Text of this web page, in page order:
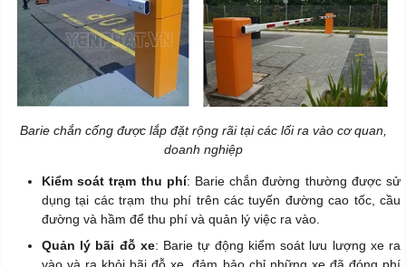
Barie chắn cổng được lắp đặt rộng rãi tại các lối ra vào cơ quan,
doanh nghiệp
Kiểm soát trạm thu phí: Barie chắn đường thường được sử
dụng tại các trạm thu phí trên các tuyến đường cao tốc, cầu
đường và hầm để thu phí và quản lý việc ra vào.
Quản lý bãi đỗ xe: Barie tự động kiểm soát lưu lượng xe ra